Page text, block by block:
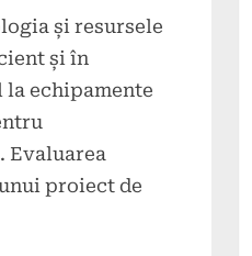
și resursele
și în
la echipamente
Evaluarea
proiect de